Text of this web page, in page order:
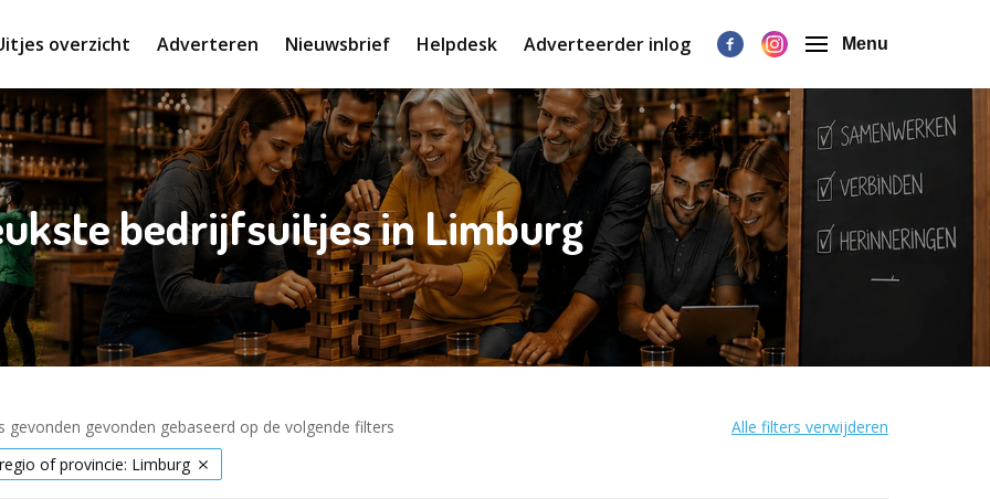
overzicht Adverteren Nieuwsbrief Helpdesk Adverteerder inlog Menu
bedrijfsuitjes in Limburg
gevonden gevonden gebaseerd op de volgende filters
Alle filters verwijderen
of provincie: Limburg